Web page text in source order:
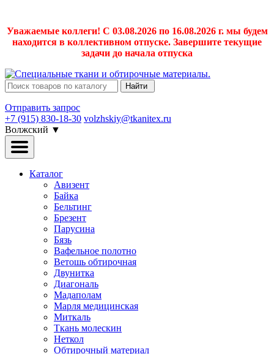
Уважаемые коллеги! С 03.08.2026 по 16.08.2026 г. мы будем
находится в коллективном отпуске. Завершите текущие
задачи до начала отпуска
Найти
Отправить запрос
+7 (915) 830-18-30 volzhskiy@tkanitex.ru
Волжский ▼
Каталог
Авизент
Байка
Бельтинг
Брезент
Парусина
Бязь
Вафельное полотно
Ветошь обтирочная
Двунитка
Диагональ
Мадаполам
Марля медицинская
Миткаль
Ткань молескин
Неткол
Обтирочный материал